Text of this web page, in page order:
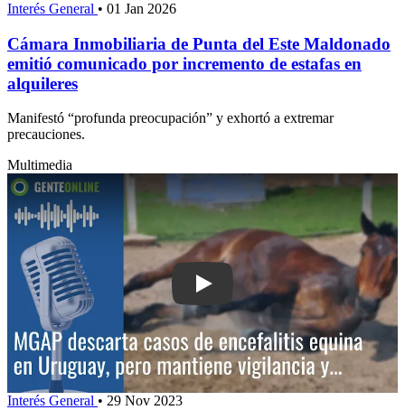
Interés General • 01 Jan 2026
Cámara Inmobiliaria de Punta del Este Maldonado
emitió comunicado por incremento de estafas en
alquileres
Manifestó “profunda preocupación” y exhortó a extremar
precauciones.
Multimedia
Play: MGAP descarta casos de
Interés General • 29 Nov 2023